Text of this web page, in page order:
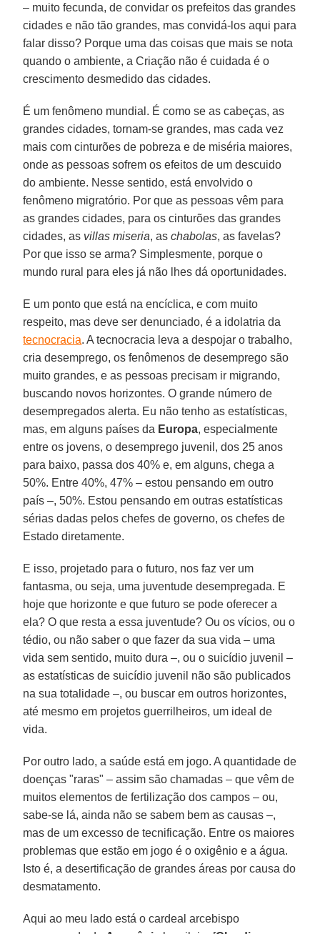
– muito fecunda, de convidar os prefeitos das grandes
cidades e não tão grandes, mas convidá-los aqui para
falar disso? Porque uma das coisas que mais se nota
quando o ambiente, a Criação não é cuidada é o
crescimento desmedido das cidades.
É um fenômeno mundial. É como se as cabeças, as
grandes cidades, tornam-se grandes, mas cada vez
mais com cinturões de pobreza e de miséria maiores,
onde as pessoas sofrem os efeitos de um descuido
do ambiente. Nesse sentido, está envolvido o
fenômeno migratório. Por que as pessoas vêm para
as grandes cidades, para os cinturões das grandes
cidades, as villas miseria, aschabolas, as favelas?
Por que isso se arma? Simplesmente, porque o
mundo rural para eles já não lhes dá oportunidades.
E um ponto que está na encíclica, e com muito
respeito, mas deve ser denunciado, é a idolatria da
tecnocracia. A tecnocracia leva a despojar o trabalho,
cria desemprego, os fenômenos de desemprego são
muito grandes, e as pessoas precisam ir migrando,
buscando novos horizontes. O grande número de
desempregados alerta. Eu não tenho as estatísticas,
mas, em alguns países da Europa, especialmente
entre os jovens, o desemprego juvenil, dos 25 anos
para baixo, passa dos 40% e, em alguns, chega a
50%. Entre 40%, 47% – estou pensando em outro
país –, 50%. Estou pensando em outras estatísticas
sérias dadas pelos chefes de governo, os chefes de
Estado diretamente.
E isso, projetado para o futuro, nos faz ver um
fantasma, ou seja, uma juventude desempregada. E
hoje que horizonte e que futuro se pode oferecer a
ela? O que resta a essa juventude? Ou os vícios, ou o
tédio, ou não saber o que fazer da sua vida – uma
vida sem sentido, muito dura –, ou o suicídio juvenil –
as estatísticas de suicídio juvenil não são publicados
na sua totalidade –, ou buscar em outros horizontes,
até mesmo em projetos guerrilheiros, um ideal de
vida.
Por outro lado, a saúde está em jogo. A quantidade de
doenças "raras" – assim são chamadas – que vêm de
muitos elementos de fertilização dos campos – ou,
sabe-se lá, ainda não se sabem bem as causas –,
mas de um excesso de tecnificação. Entre os maiores
problemas que estão em jogo é o oxigênio e a água.
Isto é, a desertificação de grandes áreas por causa do
desmatamento.
Aqui ao meu lado está o cardeal arcebispo